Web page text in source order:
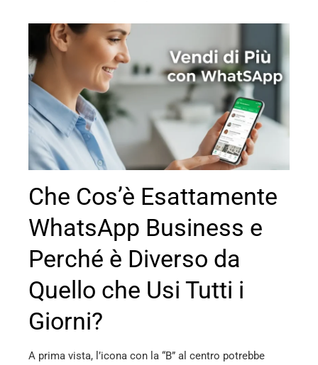
Che Cos’è Esattamente
WhatsApp Business e
Perché è Diverso da
Quello che Usi Tutti i
Giorni?
A prima vista, l’icona con la “B” al centro potrebbe